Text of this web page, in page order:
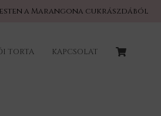
a Marangona cukrászdából
TORTA KAPCSOLAT